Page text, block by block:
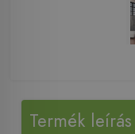
Termék leírás